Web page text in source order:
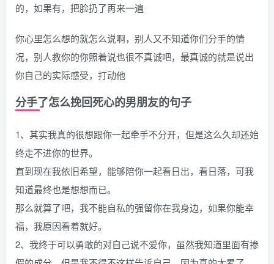
的，如果有，把脸扔了再来一遍
你心里怎么想的就怎么说啊，别人又不知道你们分手的情
况，别人教你的你照着说也很不真诚吧，最真诚的就是说出
你自己的实际感受，打动他
分手了怎么挽回死心的男朋友的句子
1、其实我真的很想跟你一起牵手不分开，但是这么久却还始
终走不进你的世界。
直到现在我依旧希望，能够陪你一起看日出，看日落，可我
知道最终也是想想而已。
那么就算了吧，我不能自私的强留你在我身边，如果你能幸
福，我原因看着就好。
2、我终于可以勇敢的对自己说不爱你，虽然我知道里面有掺